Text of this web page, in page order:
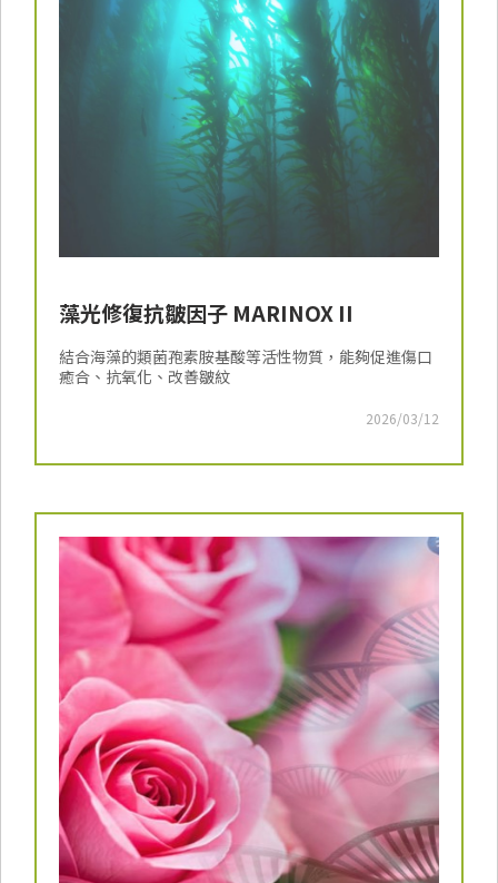
藻光修復抗皺因子 MARINOX II
結合海藻的類菌孢素胺基酸等活性物質，能夠促進傷口
癒合、抗氧化、改善皺紋
2026/03/12